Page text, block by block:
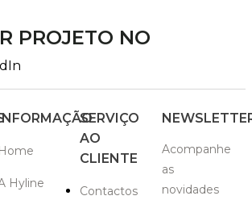
PROJETO NO
Home
Hyline
SERVIÇO
AO
CLIENTE
Contactos
Acompanhe
as
novidades